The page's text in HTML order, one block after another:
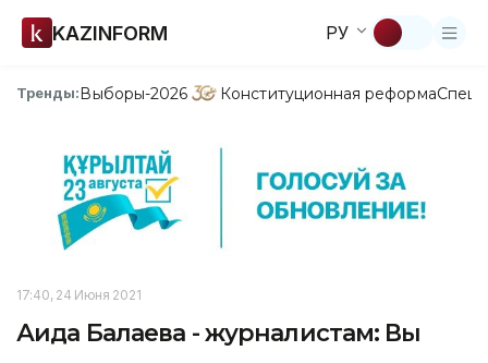
KAZINFORM РУ
Тренды:Выборы-2026 Конституционная реформа
17:40, 24 Июня 2021
Аида Балаева - журналистам: Вы